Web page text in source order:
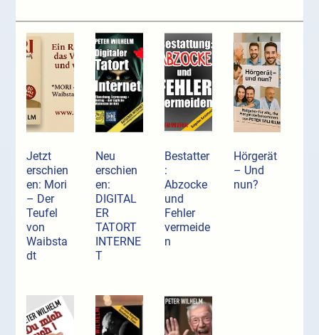
Jetzt
erschien
en: Mori
– Der
Teufel
von
Waibsta
dt
Neu
erschien
en:
DIGITAL
ER
TATORT
INTERNE
T
Bestatter
:
Abzocke
und
Fehler
vermeide
n
Hörgerät
– Und
nun?